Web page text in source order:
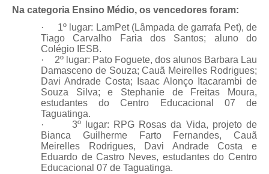
Na categoria Ensino Médio, os vencedores foram:
·
1º lugar: LamPet (Lâmpada de garrafa Pet), de
Tiago Carvalho Faria dos Santos; aluno do
Colégio IESB.
·
2º lugar: Pato Foguete, dos alunos Barbara Lau
Damasceno de Souza; Cauã Meirelles Rodrigues;
Davi Andrade Costa; Isaac Alonço Itacarambi de
Souza Silva; e Stephanie de Freitas Moura,
estudantes do Centro Educacional 07 de
Taguatinga.
·
3º lugar: RPG Rosas da Vida, projeto de
Bianca Guilherme Farto Fernandes, Cauã
Meirelles Rodrigues, Davi Andrade Costa e
Eduardo de Castro Neves, estudantes do Centro
Educacional 07 de Taguatinga.